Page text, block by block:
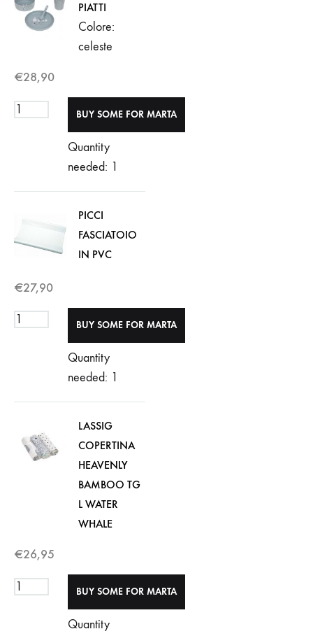
PIATTI
Colore:
celeste
€28,90
Quantity
needed: 1
PICCI
FASCIATOIO
IN PVC
€27,90
Quantity
needed: 1
LASSIG
COPERTINA
HEAVENLY
BAMBOO TG
L WATER
WHALE
€26,95
Quantity